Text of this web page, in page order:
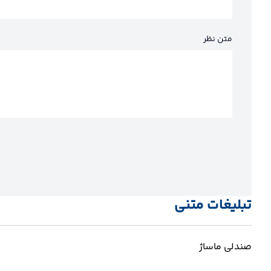
متن نظر
تبلیغات متنی
صندلی ماساژ